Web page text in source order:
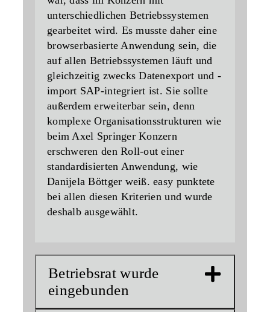
unterschiedlichen Betriebssystemen
gearbeitet wird. Es musste daher eine
browserbasierte Anwendung sein, die
auf allen Betriebssystemen läuft und
gleichzeitig zwecks Datenexport und -
import SAP-integriert ist. Sie sollte
außerdem erweiterbar sein, denn
komplexe Organisationsstrukturen wie
beim Axel Springer Konzern
erschweren den Roll-out einer
standardisierten Anwendung, wie
Danijela Böttger weiß. easy punktete
bei allen diesen Kriterien und wurde
deshalb ausgewählt.
Betriebsrat wurde
eingebunden